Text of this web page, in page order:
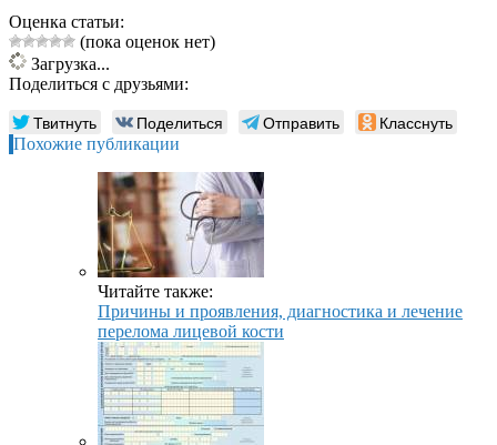
Оценка статьи:
(пока оценок нет)
Загрузка...
Поделиться с друзьями:
Твитнуть Поделиться Отправить Класснуть
Похожие публикации
Читайте также:
Причины и проявления, диагностика и лечение
перелома лицевой кости